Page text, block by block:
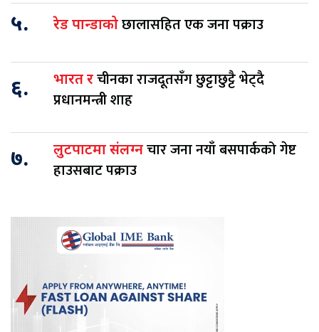
५. रेड पान्डाकोछालासहित एक जना पक्राउ
६. भारत रचीनका राजदूतसँग छुट्टाछुट्टै भेट्दै
प्रधानमन्त्री शाह
७. लुटपाटमा संलग्नचार जना नयाँ बसपार्कको गेष्ट
हाउसबाट पक्राउ